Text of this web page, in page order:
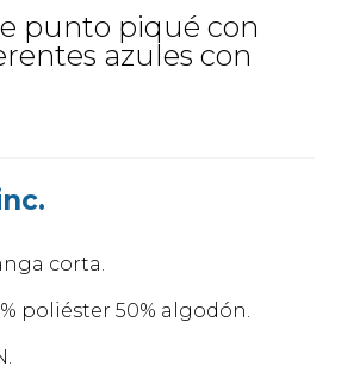
punto piqué con
azules con
corta.
poliéster 50% algodón.